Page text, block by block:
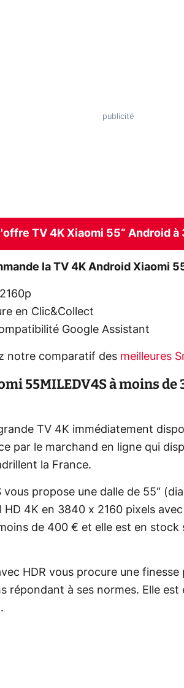
TV 4K Xiaomi 55“ Android à
la TV 4K Android Xiaomi
en Clic&Collect
Google Assistant
notre comparatif des meilleures
55MILEDV4S à moins de
TV 4K immédiatement
par le marchand en ligne qui
la France.
vous propose une dalle de 55“
HD 4K en 3840 x 2160 pixels
de 400 € et elle est en stock
HDR vous procure une
répondant à ses normes. Elle